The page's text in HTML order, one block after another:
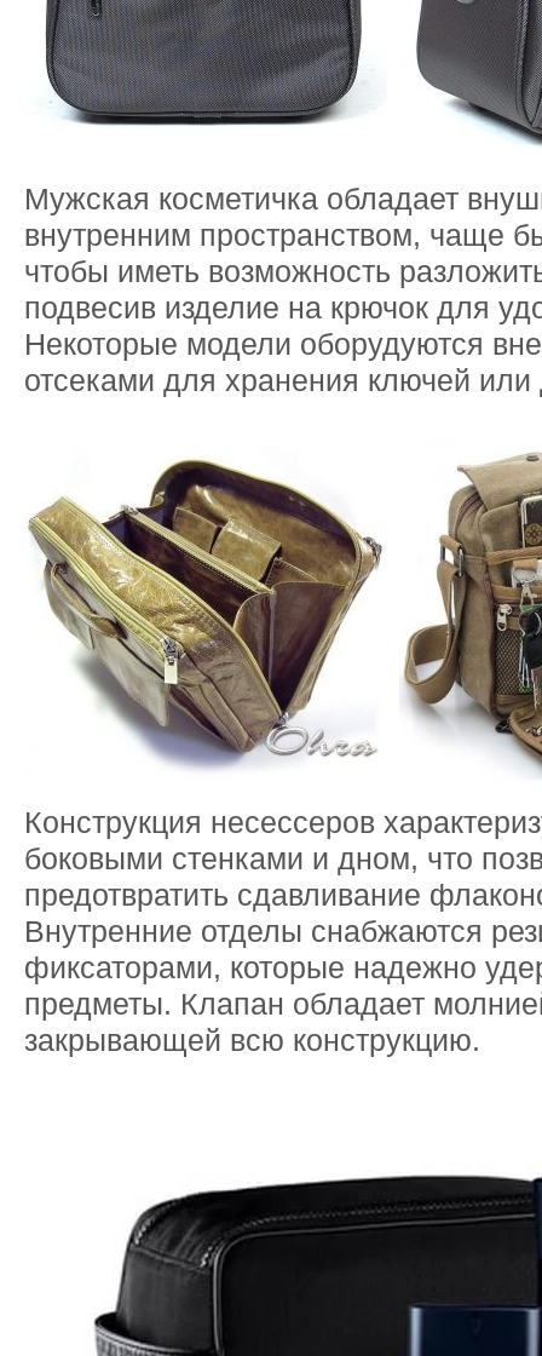
Мужская косметичка обладает
внутренним пространством, чаще
чтобы иметь возможность
подвесив изделие на крючок для
Некоторые модели оборудуются
отсеками для хранения ключей или
Конструкция несессеров
боковыми стенками и дном, что
предотвратить сдавливание
Внутренние отделы снабжаются
фиксаторами, которые надежно
предметы. Клапан обладает
закрывающей всю конструкцию.